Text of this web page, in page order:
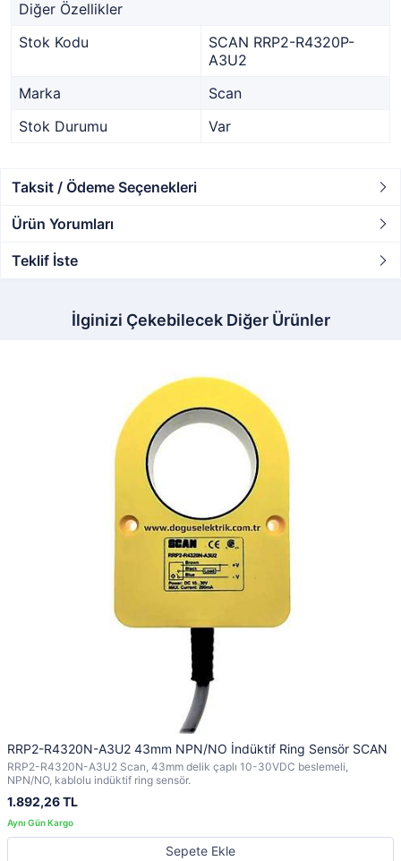
Diğer Özellikler
Stok Kodu
SCAN RRP2-R4320P-
A3U2
Marka
Scan
Stok Durumu
Var
Taksit / Ödeme Seçenekleri
Ürün Yorumları
Teklif İste
İlginizi Çekebilecek Diğer Ürünler
RRP2-R4320N-A3U2 43mm NPN/NO İndüktif Ring Sensör SCAN
RRP2-R4320N-A3U2 Scan, 43mm delik çaplı 10-30VDC beslemeli,
NPN/NO, kablolu indüktif ring sensör.
1.892,26 TL
Sepete Ekle